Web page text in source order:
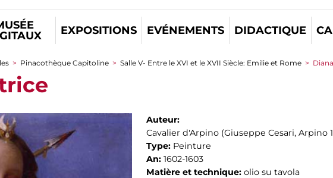
EXPOSITIONS EVÉNEMENTS DIDACTIQUE
> Pinacothèque Capitoline > Salle V- Entre le XVI et le XVII Siècle: Emilie et Rome >
Auteur:
Cavalier d'Arpino (Giuseppe Cesari, Arpino
Type: Peinture
An: 1602-1603
Matière et technique: olio su tavola